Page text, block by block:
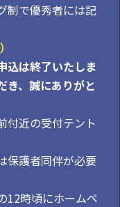
制で優秀者には記
込は終了いたしま
き、誠にありがと
付近の受付テント
保護者同伴が必要
12時頃にホームペ